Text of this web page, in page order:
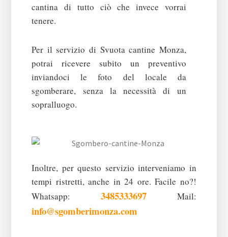
cantina di tutto ciò che invece vorrai
tenere.
Per il servizio di Svuota cantine Monza,
potrai ricevere subito un preventivo
inviandoci le foto del locale da
sgomberare, senza la necessità di un
sopralluogo.
Inoltre, per questo servizio interveniamo in
tempi ristretti, anche in 24 ore. Facile no?!
Whatsapp: 3485333697 Mail:
info@sgomberimonza.com